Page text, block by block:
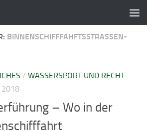
BINNENSCHIFFFAHFTSSTRASSEN-O
/ WASSERSPORT UND RECHT
2018
– Wo in der